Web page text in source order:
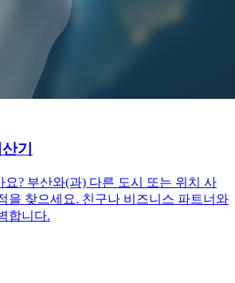
기
요? 부산와(과) 다른 도시 또는 위치 사
을 찾으세요. 친구나 비즈니스 파트너와
합니다.